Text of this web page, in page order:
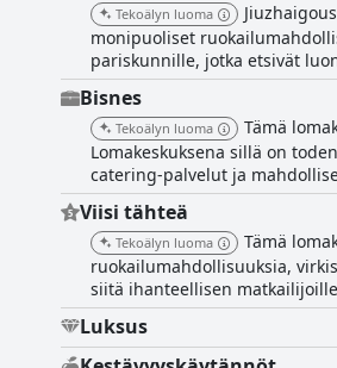
Tekoälyn luoma
monipuoliset
pariskunnille, jotka etsivät
Bisnes
Tekoälyn luoma
Tämä
Lomakeskuksena sillä on
catering-palvelut ja
Viisi tähteä
Tekoälyn luoma
Tämä
ruokailumahdollisuuksia,
siitä ihanteellisen
Luksus